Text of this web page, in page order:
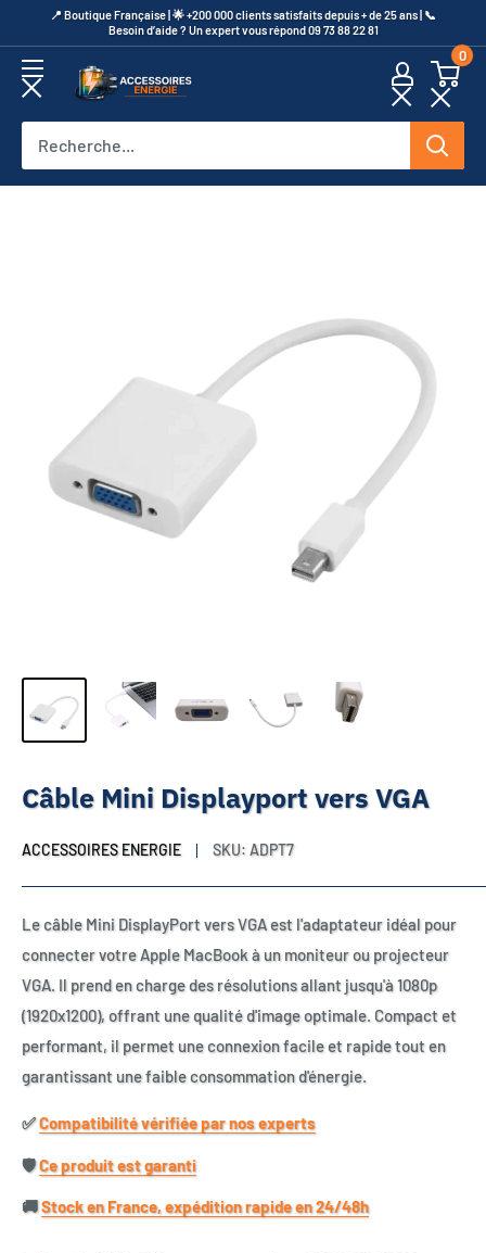
au
contenu
​📍​ Boutique Française | 🌟 +200 000 clients satisfaits depuis + de 25 ans | 📞​
Besoin d’aide ? Un expert vous répond 09 73 88 22 81
Accessoires
0
Câble Mini Displayport vers VGA
ACCESSOIRES ENERGIE SKU: ADPT7
Le câble Mini DisplayPort vers VGA est l'adaptateur idéal pour
connecter votre Apple MacBook à un moniteur ou projecteur
VGA. Il prend en charge des résolutions allant jusqu'à 1080p
(1920x1200), offrant une qualité d'image optimale. Compact et
performant, il permet une connexion facile et rapide tout en
garantissant une faible consommation d'énergie.
✅​Compatibilité vérifiée par nos experts
🛡️​Ce produit est garanti
🚚​Stock en France, expédition rapide en 24/48h